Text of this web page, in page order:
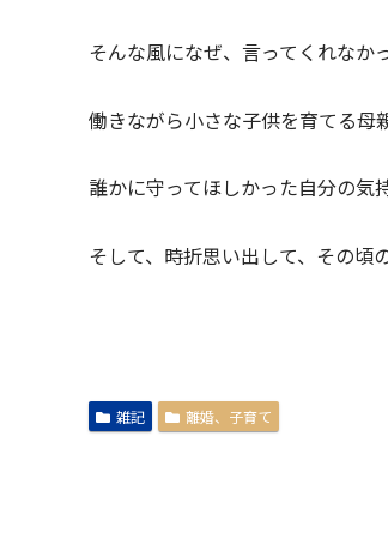
そんな風になぜ、言ってくれなか
働きながら小さな子供を育てる母
誰かに守ってほしかった自分の気
そして、時折思い出して、その頃
雑記 離婚、子育て